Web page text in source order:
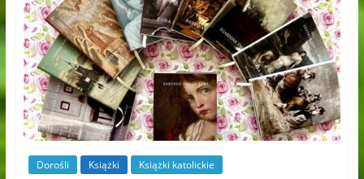
Dorośli Książki Książki katolickie